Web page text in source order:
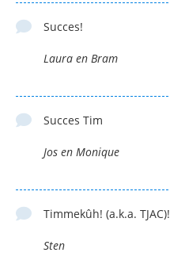
Succes!
Laura en Bram
Succes Tim
Jos en Monique
Timmekûh! (a.k.a. TJAC)!
Sten